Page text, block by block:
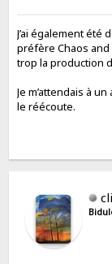
J’ai également été
préfère Chaos and
trop la production
Je m’attendais à
le réécoute.